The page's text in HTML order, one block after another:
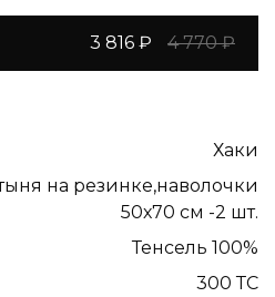
3 816 ₽ 4 770 ₽
Хаки
на резинке,наволочки
50х70 см -2 шт.
Тенсель 100%
300 ТС